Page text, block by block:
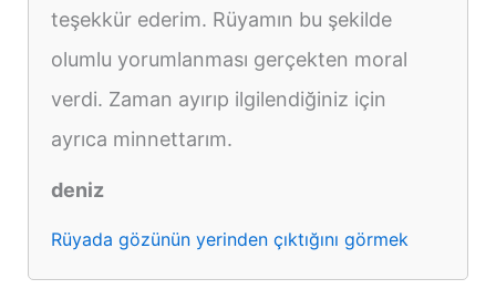
teşekkür ederim. Rüyamın bu şekilde
olumlu yorumlanması gerçekten moral
verdi. Zaman ayırıp ilgilendiğiniz için
ayrıca minnettarım.
deniz
Rüyada gözünün yerinden çıktığını görmek